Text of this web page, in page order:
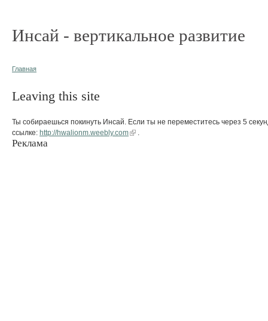
Инсай - вертикальное развитие
Главная
Leaving this site
Ты собираешься покинуть Инсай. Если ты не переместитесь через 5
ссылке: http://hwalionm.weebly.com
Реклама